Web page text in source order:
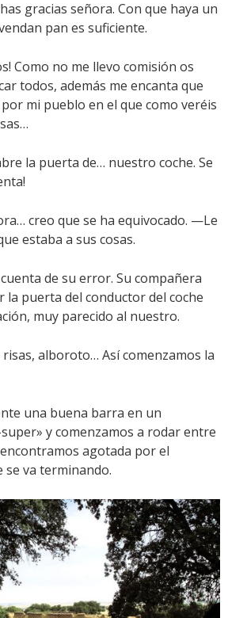
gracias señora. Con que haya un
pan es suficiente.
Como no me llevo comisión os
todos, además me encanta que
mi pueblo en el que como veréis
la puerta de… nuestro coche. Se
creo que se ha equivocado. —Le
estaba a sus cosas.
de su error. Su compañera
puerta del conductor del coche
muy parecido al nuestro.
alboroto… Así comenzamos la
una buena barra en un
y comenzamos a rodar entre
agotada por el
va terminando.